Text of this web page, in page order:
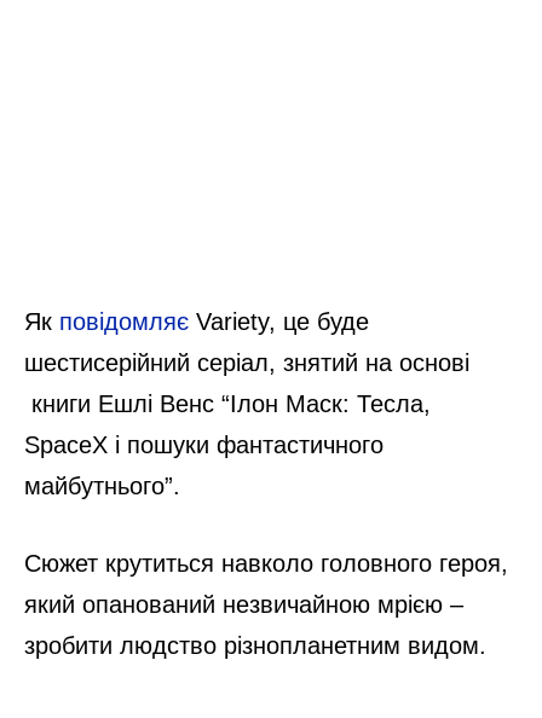
Як повідомляє Variety, це буде
шестисерійний серіал, знятий на основі
книги Ешлі Венс “Ілон Маск: Тесла,
SpaceX і пошуки фантастичного
майбутнього”.
Сюжет крутиться навколо головного героя,
який опанований незвичайною мрією –
зробити людство різнопланетним видом.